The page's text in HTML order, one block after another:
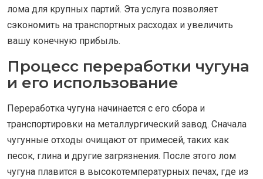
лома для крупных партий. Эта услуга позволяет
сэкономить на транспортных расходах и увеличить
вашу конечную прибыль.
Процесс переработки чугуна
и его использование
Переработка чугуна начинается с его сбора и
транспортировки на металлургический завод. Сначала
чугунные отходы очищают от примесей, таких как
песок, глина и другие загрязнения. После этого лом
чугуна плавится в высокотемпературных печах, где из